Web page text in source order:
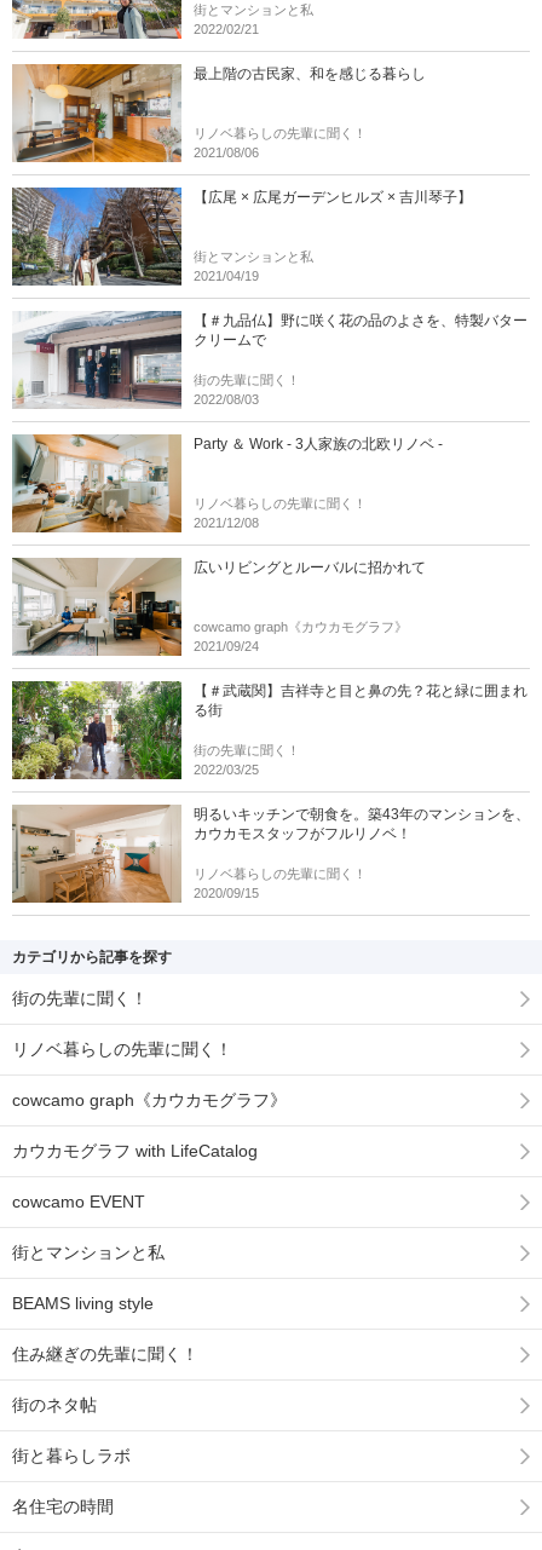
街とマンションと私
2022/02/21
最上階の古民家、和を感じる暮らし
リノベ暮らしの先輩に聞く！
2021/08/06
【広尾 × 広尾ガーデンヒルズ × 吉川琴子】
街とマンションと私
2021/04/19
【＃九品仏】野に咲く花の品のよさを、特製バター
クリームで
街の先輩に聞く！
2022/08/03
Party ＆ Work - 3人家族の北欧リノベ -
リノベ暮らしの先輩に聞く！
2021/12/08
広いリビングとルーバルに招かれて
cowcamo graph《カウカモグラフ》
2021/09/24
【＃武蔵関】吉祥寺と目と鼻の先？花と緑に囲まれ
る街
街の先輩に聞く！
2022/03/25
明るいキッチンで朝食を。築43年のマンションを、
カウカモスタッフがフルリノベ！
リノベ暮らしの先輩に聞く！
2020/09/15
カテゴリから記事を探す
街の先輩に聞く！
リノベ暮らしの先輩に聞く！
cowcamo graph《カウカモグラフ》
カウカモグラフ with LifeCatalog
cowcamo EVENT
街とマンションと私
BEAMS living style
住み継ぎの先輩に聞く！
街のネタ帖
街と暮らしラボ
名住宅の時間